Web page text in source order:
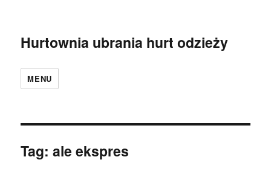
Hurtownia ubrania hurt odzieży
MENU
Tag:ale ekspres